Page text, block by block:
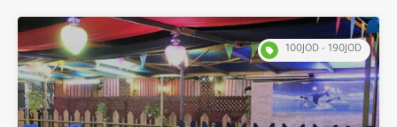
100JOD - 190JOD